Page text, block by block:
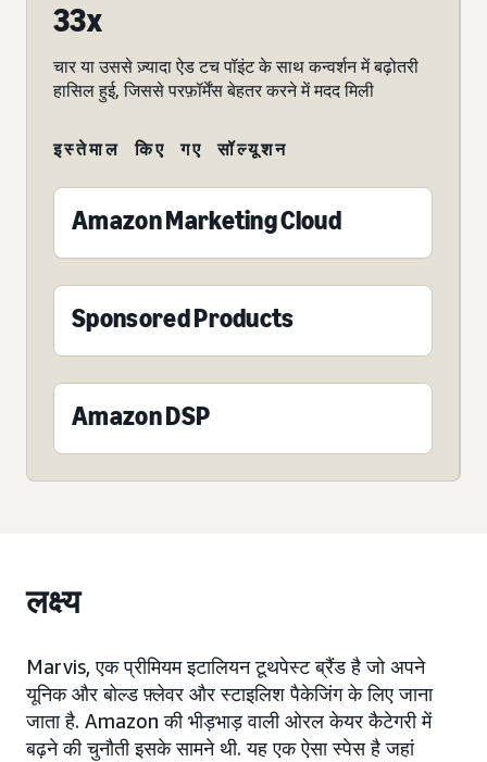
33x
चार या उससे ज़्यादा ऐड टच पॉइंट के साथ कन्वर्शन में बढ़ोतरी
हासिल हुई, जिससे परफ़ॉर्मेंस बेहतर करने में मदद मिली
इस्तेमाल किए गए सॉल्यूशन
Amazon Marketing Cloud
Sponsored Products
Amazon DSP
लक्ष्य
Marvis, एक प्रीमियम इटालियन टूथपेस्ट ब्रैंड है जो अपने
यूनिक और बोल्ड फ़्लेवर और स्टाइलिश पैकेजिंग के लिए जाना
जाता है. Amazon की भीड़भाड़ वाली ओरल केयर कैटेगरी में
बढ़ने की चुनौती इसके सामने थी. यह एक ऐसा स्पेस है जहां